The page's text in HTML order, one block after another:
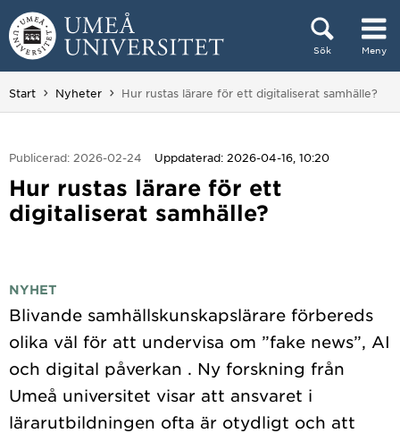
Hoppa direkt till innehållet
Sök Meny
Huvudmenyn dold.
Start Nyheter Du är här:
Hur rustas lärare för ett digitaliserat samhälle?
Publicerad: 2026-02-24 Uppdaterad: 2026-04-16, 10:20
Hur rustas lärare för ett
digitaliserat samhälle?
NYHET
Blivande samhällskunskapslärare förbereds
olika väl för att undervisa om ”fake news”, AI
och digital påverkan . Ny forskning från
Umeå universitet visar att ansvaret i
lärarutbildningen ofta är otydligt och att